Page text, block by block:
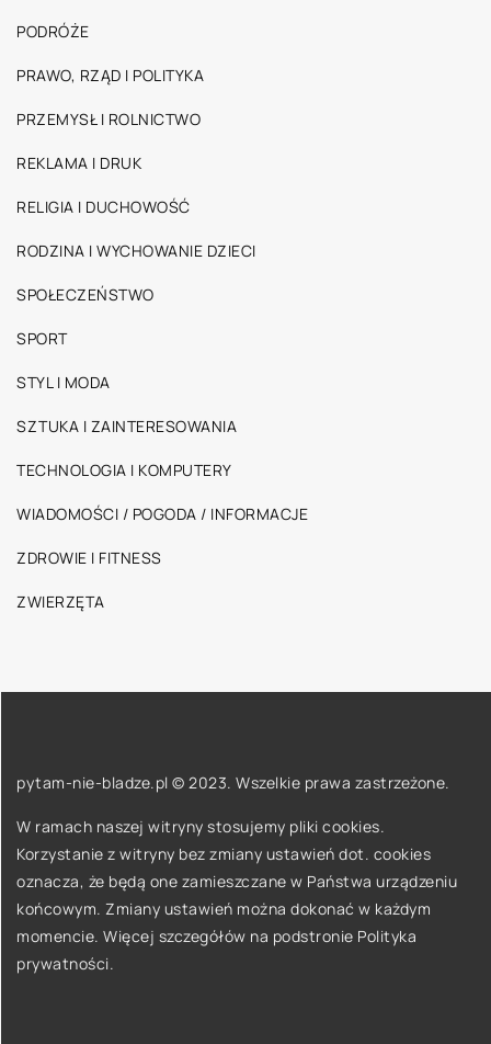
PODRÓŻE
PRAWO, RZĄD I POLITYKA
PRZEMYSŁ I ROLNICTWO
REKLAMA I DRUK
RELIGIA I DUCHOWOŚĆ
RODZINA I WYCHOWANIE DZIECI
SPOŁECZEŃSTWO
SPORT
STYL I MODA
SZTUKA I ZAINTERESOWANIA
TECHNOLOGIA I KOMPUTERY
WIADOMOŚCI / POGODA / INFORMACJE
ZDROWIE I FITNESS
ZWIERZĘTA
pytam-nie-bladze.pl © 2023. Wszelkie prawa zastrzeżone.
W ramach naszej witryny stosujemy pliki cookies.
Korzystanie z witryny bez zmiany ustawień dot. cookies
oznacza, że będą one zamieszczane w Państwa urządzeniu
końcowym. Zmiany ustawień można dokonać w każdym
momencie. Więcej szczegółów na podstronie Polityka
prywatności.